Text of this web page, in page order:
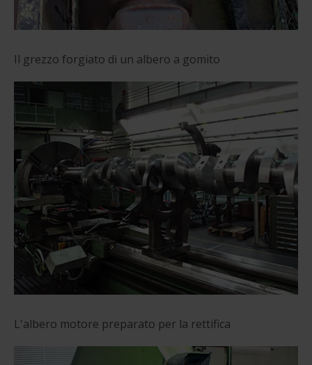
Il grezzo forgiato di un albero a gomito
L'albero motore preparato per la rettifica